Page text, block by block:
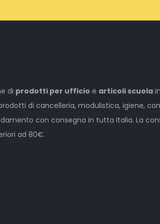
di prodotti per ufficio e articoli scuola
di cancelleria, modulistica, igiene,
con consegna in tutta Italia. La
ad 80€.